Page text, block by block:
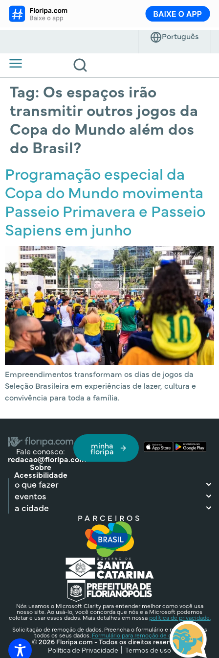
Tag: Os espaços irão
transmitir outros jogos da
Copa do Mundo além dos
do Brasil?
Programação especial da
Copa do Mundo movimenta
Passeio Primavera e Passeio
Sapiens em junho
Empreendimentos transformam os dias de jogos da
Seleção Brasileira em experiências de lazer, cultura e
convivência para toda a família.
Fale conosco:
redacao@floripa.com
Sobre
Acessibilidade
minha
floripa
o que fazer
eventos
a cidade
PARCEIROS
Nós usamos o Microsoft Clarity para entender melhor como você usa
nosso site. Ao usá-lo, você concorda que nós e a Microsoft podemos
coletar e usar esses dados. Mais detalhes em nossa política de privacidade.
Solicitação de remoção de dados. Preencha o formulário e removeremos
todos os seus dados. Formulário para remoção de dados.
© 2026 Floripa.com - Todos os direitos reservados
Política de Privacidade
Termos de uso